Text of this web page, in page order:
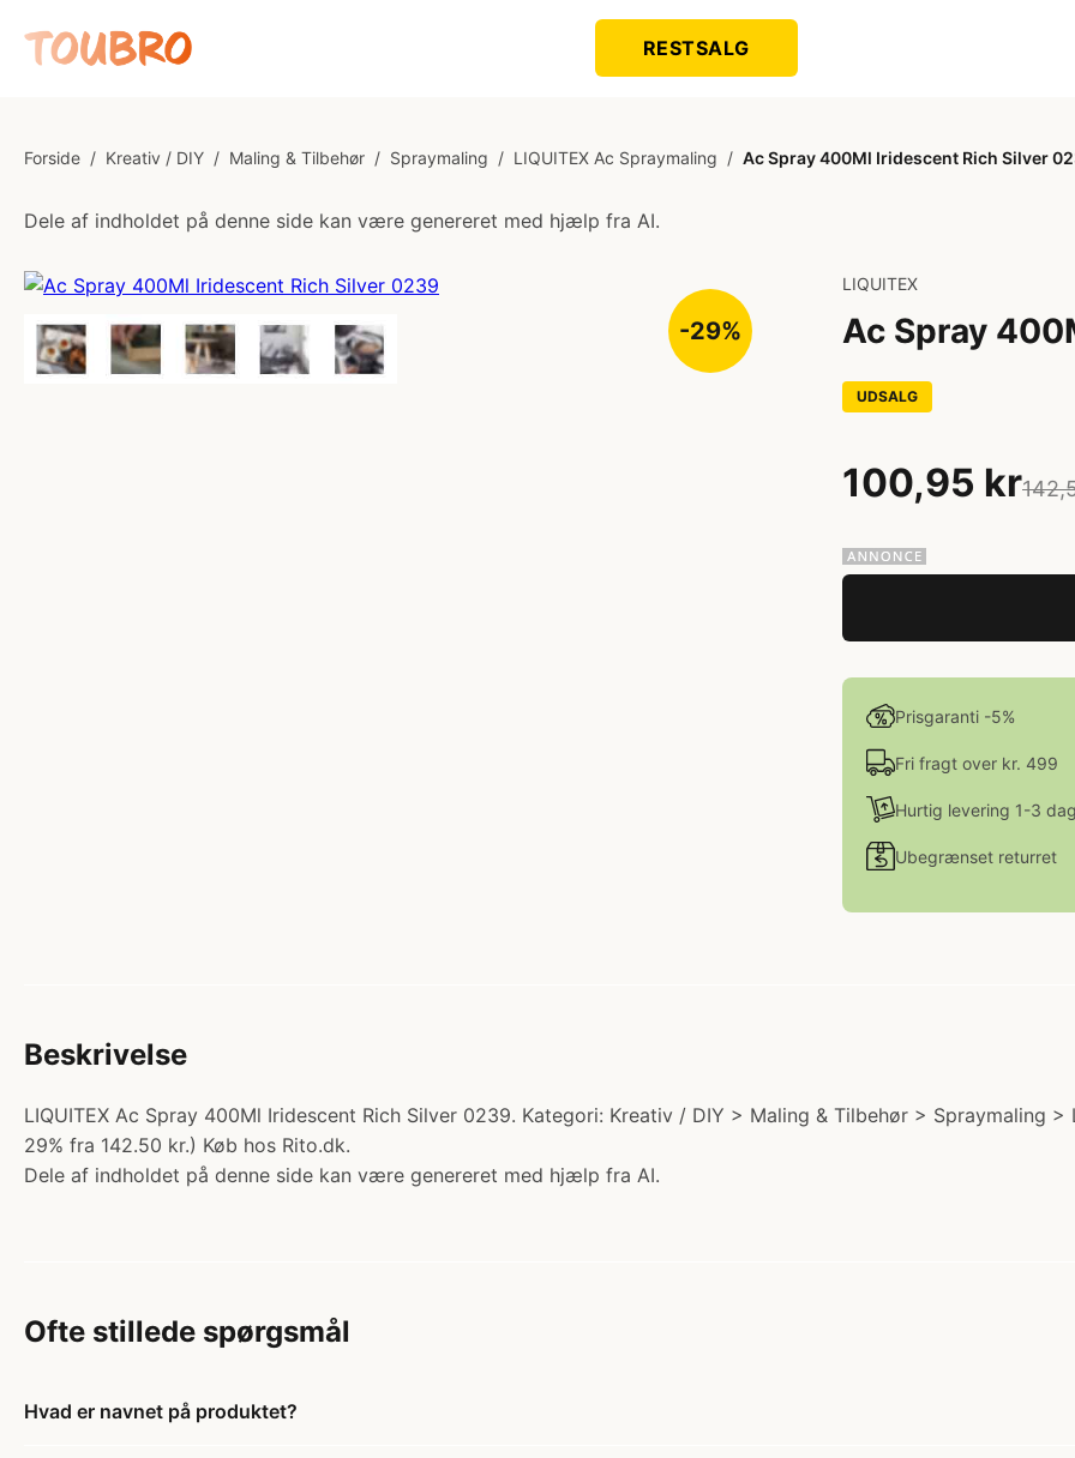
RESTSALG
Forside / Kreativ / DIY / Maling & Tilbehør / Spraymaling / LIQUITEX Ac Spraymaling / Ac Spray 400Ml Iridescent Rich Silver
Dele af indholdet på denne side kan være genereret med hjælp fra AI.
-29%
LIQUITEX
Ac Spray
UDSALG
100,95 kr
Prisgaranti -5%
Fri fragt over kr. 499
Hurtig levering 1-3
Ubegrænset returret
Beskrivelse
LIQUITEX Ac Spray 400Ml Iridescent Rich Silver 0239. Kategori: Kreativ / DIY > Maling & Tilbehør > Spraymaling
29% fra 142.50 kr.) Køb hos Rito.dk.
Dele af indholdet på denne side kan være genereret med hjælp fra AI.
Ofte stillede spørgsmål
Hvad er navnet på produktet?